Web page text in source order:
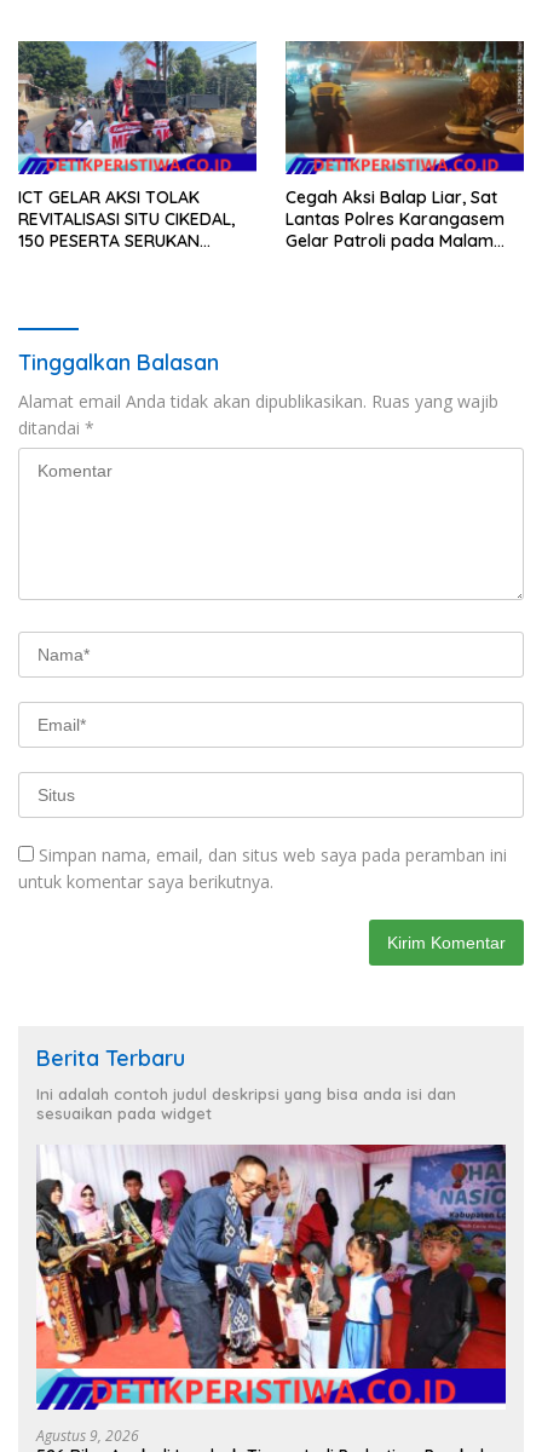
ICT GELAR AKSI TOLAK
REVITALISASI SITU CIKEDAL,
150 PESERTA SERUKAN
Cegah Aksi Balap Liar, Sat
Lantas Polres Karangasem
Gelar Patroli pada Malam
Tinggalkan Balasan
Alamat email Anda tidak akan dipublikasikan. Ruas yang wajib
ditandai *
Simpan nama, email, dan situs web saya pada peramban ini
untuk komentar saya berikutnya.
Berita Terbaru
Ini adalah contoh judul deskripsi yang bisa anda isi dan
sesuaikan pada widget
Agustus 9, 2026